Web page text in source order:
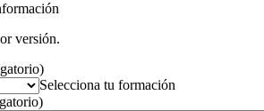
versión.
Selecciona tu formación